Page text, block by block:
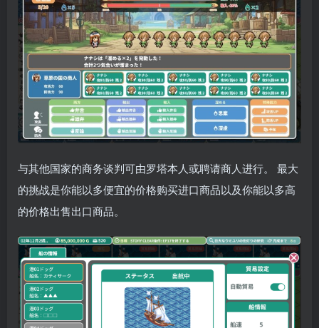
与其他国家的商务谈判可由罗塔本人或聘请商人进行。 最大
的挑战是你能以多便宜的价格购买进口商品以及你能以多高
的价格出售出口商品。